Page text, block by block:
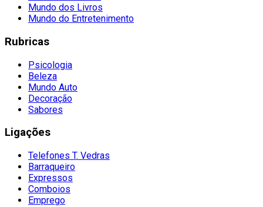
Mundo dos Livros
Mundo do Entretenimento
Rubricas
Psicologia
Beleza
Mundo Auto
Decoração
Sabores
Ligações
Telefones T. Vedras
Barraqueiro
Expressos
Comboios
Emprego